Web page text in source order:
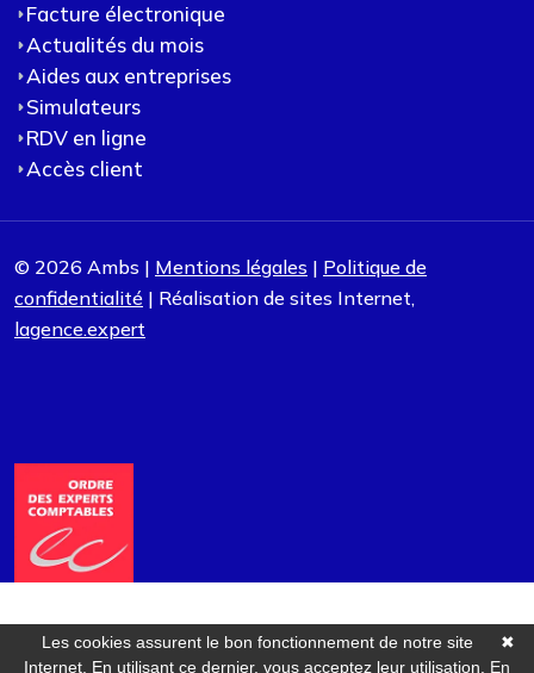
Facture électronique
Actualités du mois
Aides aux entreprises
Simulateurs
RDV en ligne
Accès client
© 2026 Ambs | Mentions légales | Politique de
confidentialité | Réalisation de sites Internet,
lagence.expert
✖
Les cookies assurent le bon fonctionnement de notre site
Internet. En utilisant ce dernier, vous acceptez leur utilisation. En